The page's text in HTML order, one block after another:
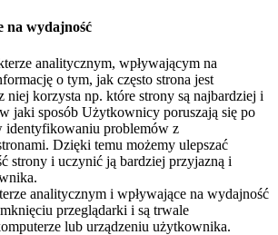
na wydajność
analitycznym, wpływającym na
o tym, jak często strona jest
niej korzysta np. które strony są najbardziej i
jaki sposób Użytkownicy poruszają się po
identyfikowaniu problemów z
Dzięki temu możemy ulepszać
strony i uczynić ją bardziej przyjazną i
analitycznym i wpływające na wydajność
przeglądarki i są trwale
lub urządzeniu użytkownika.